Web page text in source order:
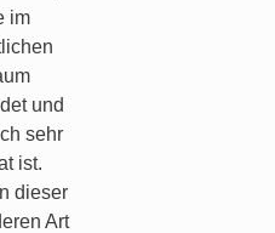
im
und
sehr
ist.
dieser
Art